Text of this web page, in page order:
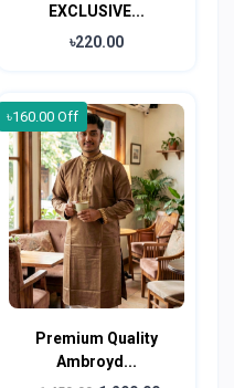
EXCLUSIVE...
৳220.00
৳160.00 Off
Premium Quality
Ambroyd...